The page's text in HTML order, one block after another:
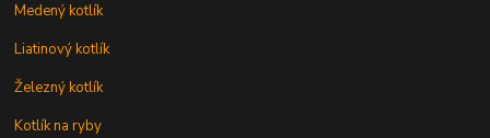
Medený kotlík
Liatinový kotlík
Železný kotlík
Kotlík na ryby